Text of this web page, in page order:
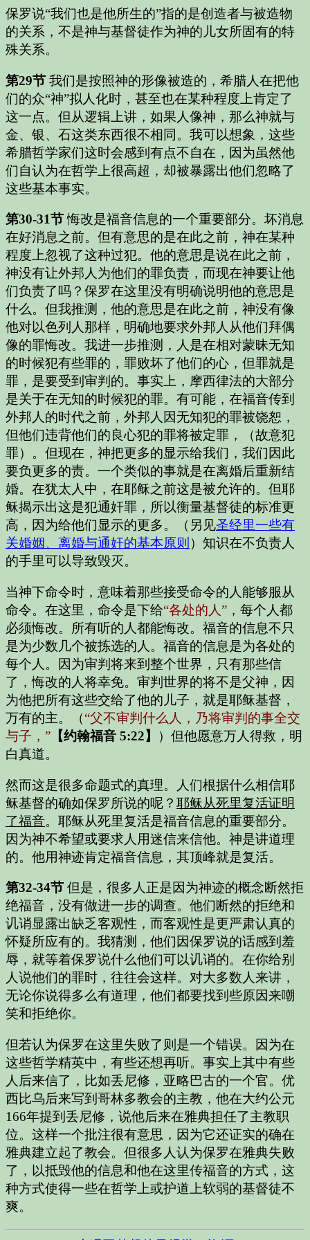
保罗说“我们也是他所生的”指的是创造者与被造物
的关系，不是神与基督徒作为神的儿女所固有的特
殊关系。
第29节 我们是按照神的形像被造的，希腊人在把他
们的众“神”拟人化时，甚至也在某种程度上肯定了
这一点。但从逻辑上讲，如果人像神，那么神就与
金、银、石这类东西很不相同。我可以想象，这些
希腊哲学家们这时会感到有点不自在，因为虽然他
们自认为在哲学上很高超，却被暴露出他们忽略了
这些基本事实。
第30-31节 悔改是福音信息的一个重要部分。坏消息
在好消息之前。但有意思的是在此之前，神在某种
程度上忽视了这种过犯。他的意思是说在此之前，
神没有让外邦人为他们的罪负责，而现在神要让他
们负责了吗？保罗在这里没有明确说明他的意思是
什么。但我推测，他的意思是在此之前，神没有像
他对以色列人那样，明确地要求外邦人从他们拜偶
像的罪悔改。我进一步推测，人是在相对蒙昧无知
的时候犯有些罪的，罪败坏了他们的心，但罪就是
罪，是要受到审判的。事实上，摩西律法的大部分
是关于在无知的时候犯的罪。有可能，在福音传到
外邦人的时代之前，外邦人因无知犯的罪被饶恕，
但他们违背他们的良心犯的罪将被定罪，（故意犯
罪）。但现在，神把更多的显示给我们，我们因此
要负更多的责。一个类似的事就是在离婚后重新结
婚。在犹太人中，在耶稣之前这是被允许的。但耶
稣揭示出这是犯通奸罪，所以衡量基督徒的标准更
高，因为给他们显示的更多。（另见圣经里一些有
关婚姻、离婚与通奸的基本原则 ）知识在不负责人
的手里可以导致毁灭。
当神下命令时，意味着那些接受命令的人能够服从
命令。在这里，命令是下给“各处的人” ，每个人都
必须悔改。所有听的人都能悔改。福音的信息不只
是为少数几个被拣选的人。福音的信息是为各处的
每个人。因为审判将来到整个世界，只有那些信
了，悔改的人将幸免。审判世界的将不是父神，因
为他把所有这些交给了他的儿子，就是耶稣基督，
万有的主。（“父不审判什么人，乃将审判的事全交
与子，” 【约翰福音 5:22】
）但他愿意万人得救，明
白真道。
然而这是很多命题式的真理。人们根据什么相信耶
稣基督的确如保罗所说的呢？ 耶稣从死里复活证明
了福音。耶稣从死里复活是福音信息的重要部分。
因为神不希望或要求人用迷信来信他。神是讲道理
的。他用神迹肯定福音信息，其顶峰就是复活。
第32-34节 但是，很多人正是因为神迹的概念断然拒
绝福音，没有做进一步的调查。他们断然的拒绝和
讥诮显露出缺乏客观性，而客观性是更严肃认真的
怀疑所应有的。我猜测，他们因保罗说的话感到羞
辱，就等着保罗说什么他们可以讥诮的。在你给别
人说他们的罪时，往往会这样。对大多数人来讲，
无论你说得多么有道理，他们都要找到些原因来嘲
笑和拒绝你。
但若认为保罗在这里失败了则是一个错误。因为在
这些哲学精英中，有些还想再听。事实上其中有些
人后来信了，比如丢尼修，亚略巴古的一个官。优
西比乌后来写到哥林多教会的主教，他在大约公元
166年提到丢尼修，说他后来在雅典担任了主教职
位。这样一个批注很有意思，因为它还证实的确在
雅典建立起了教会。但很多人认为保罗在雅典失败
了，以抵毁他的信息和他在这里传福音的方式，这
种方式使得一些在哲学上或护道上软弱的基督徒不
爽。